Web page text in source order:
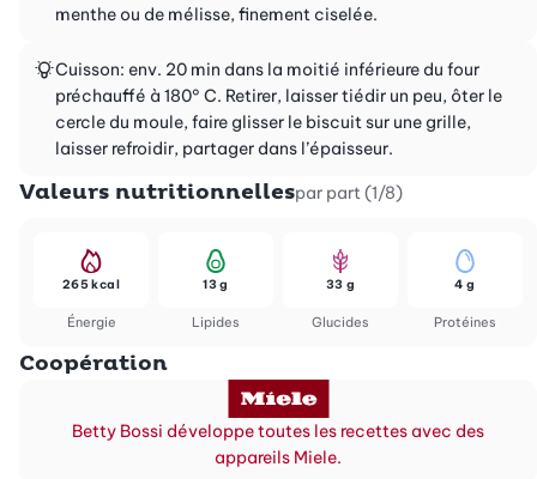
menthe ou de mélisse, finement ciselée.
Cuisson: env. 20 min dans la moitié inférieure du four
préchauffé à 180° C. Retirer, laisser tiédir un peu, ôter le
cercle du moule, faire glisser le biscuit sur une grille,
laisser refroidir, partager dans l’épaisseur.
Valeurs nutritionnellespar part (1/8)
Énergie
265 kcal
Lipides
13 g
Glucides
33 g
Protéines
4 g
Coopération
Betty Bossi développe toutes les recettes avec des
appareils Miele.